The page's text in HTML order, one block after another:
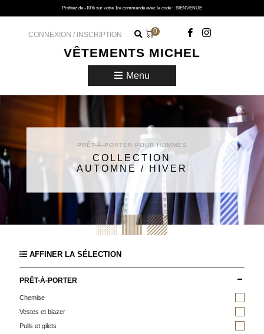
Profitez de -10% sur votre 1re commande avec le code : BIENVENUE
VÊTEMENTS MICHEL
CONNEXION / INSCRIPTION 0
Menu
PRÊT-À-PORTER POUR HOMMES
COLLECTION
AUTOMNE / HIVER
AFFINER LA SÉLECTION
PRÊT-À-PORTER
Chemise
Vestes et blazer
Pulls et gilets